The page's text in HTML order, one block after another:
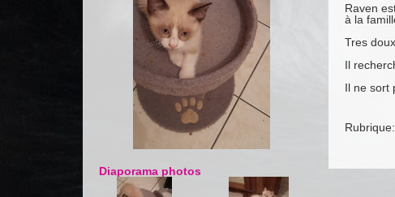
Diaporama photos
Raven
à la
Tres
Il
Il ne sort
Rubrique: